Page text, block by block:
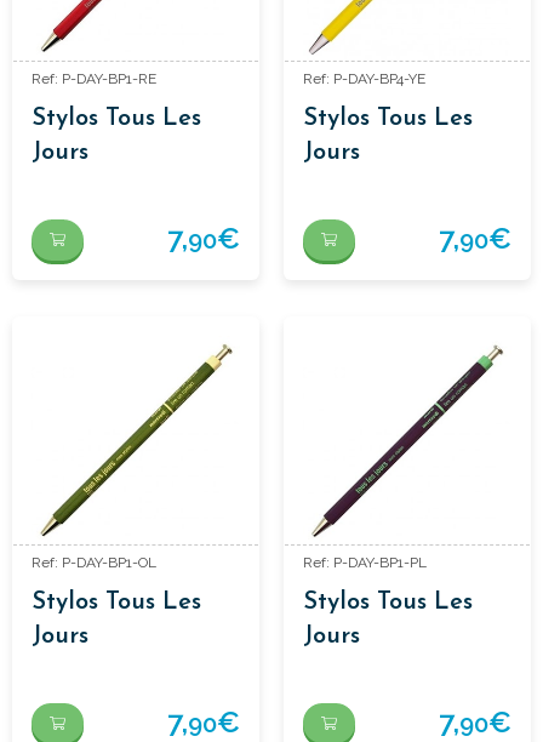
Ref: P-DAY-BP1-RE
Stylos Tous Les
Jours
7,90€
Ref: P-DAY-BP4-YE
Stylos Tous Les
Jours
7,90€
Ref: P-DAY-BP1-OL
Stylos Tous Les
Jours
7,90€
Ref: P-DAY-BP1-PL
Stylos Tous Les
Jours
7,90€